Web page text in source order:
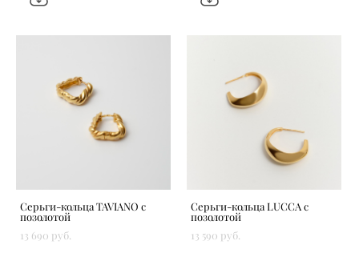
Серьги-кольца TAVIANO с
позолотой
13 690 pуб.
Серьги-кольца LUCCA с
позолотой
13 590 pуб.